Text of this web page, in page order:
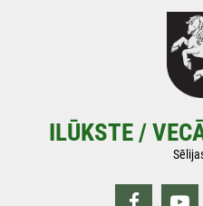
ILŪKSTE /